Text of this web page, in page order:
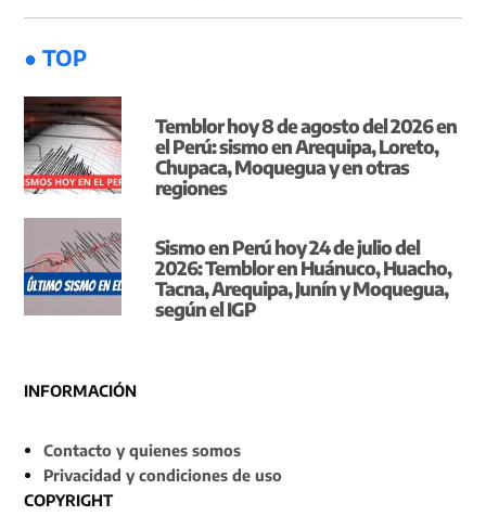
● TOP
Temblor hoy 8 de agosto del 2026 en
el Perú: sismo en Arequipa, Loreto,
Chupaca, Moquegua y en otras
regiones
Sismo en Perú hoy 24 de julio del
2026: Temblor en Huánuco, Huacho,
Tacna, Arequipa, Junín y Moquegua,
según el IGP
INFORMACIÓN
Contacto y quienes somos
Privacidad y condiciones de uso
COPYRIGHT